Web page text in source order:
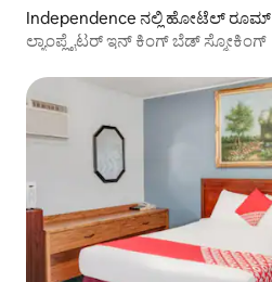
Independence ನಲ್ಲಿ ಹೋಟೆಲ್ ರೂಮ್
ಲ್ಯಾಂಪ್ಲೈಟರ್ ಇನ್ ಕಿಂಗ್ ಬೆಡ್ ಸ್ಮೋಕಿಂಗ್